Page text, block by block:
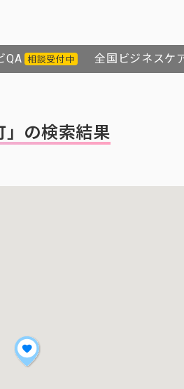
QA 相談受付中 全国ビジネスケ
」の検索結果